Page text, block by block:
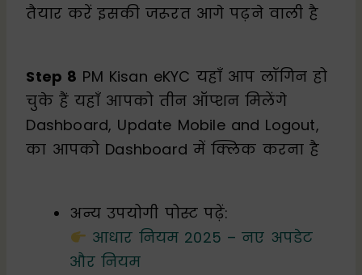
तैयार करें इसकी जरूरत आगे पढ़ने वाली है
Step 8 PM Kisan eKYC यहाँ आप लॉगिन हो
चुके हैं यहाँ आपको तीन ऑप्शन मिलेंगे
Dashboard, Update Mobile and Logout,
का आपको Dashboard में क्लिक करना है
अन्य उपयोगी पोस्ट पढ़ें:
आधार नियम 2025 – नए अपडेट
और नियम